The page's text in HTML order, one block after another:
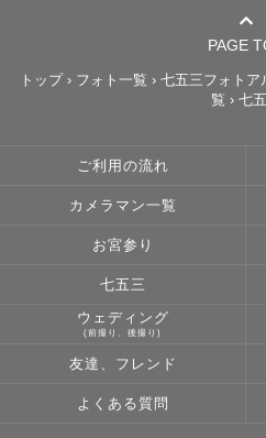
【ニューボーンについて】
⚠️アートニューボーンをご検討
･かごおくるみ
･布背景おくるみ
･サイドポーズ
PAGE
トップ› フォト一覧 › 七五三フォトア
覧 › 七
ご利用の流れ
カメラマン一覧
お宮参り
七五三
ウェディング
(前撮り、後撮り)
友達、フレンド
よくある質問